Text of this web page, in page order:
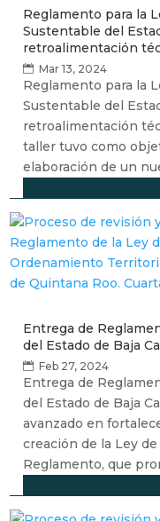
Reglamento para la
Sustentable del
retroalimentación
Mar 13, 2024
Reglamento para la
Sustentable del
retroalimentación
taller tuvo como
elaboración de un
Entrega de
del Estado de Baja
Feb 27, 2024
Entrega de
del Estado de Baja
avanzado en
creación de la Ley
Reglamento, que